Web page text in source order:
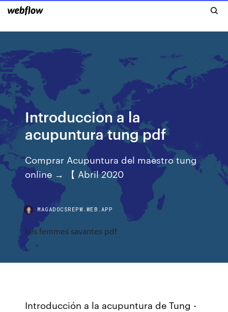
Introduccion a la
acupuntura tung pdf
Comprar Acupuntura del maestro tung
online → 【 Abril 2020
MAGADOCSREPW.WEB.APP
Les femmes savantes pdf
Introducción a la acupuntura de Tung -